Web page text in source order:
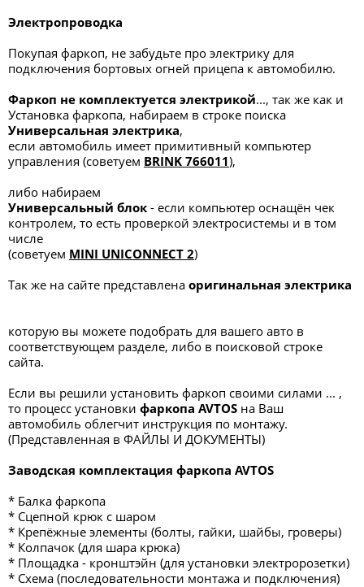
Электропроводка
Покупая фаркоп, не забудьте про электрику для
подключения бортовых огней прицепа к автомобилю.
Фаркоп не комплектуется электрикой..., так же как и
Установка фаркопа, набираем в строке поиска
Универсальная электрика,
если автомобиль имеет примитивный компьютер
управления (советуем BRINK 766011),
либо набираем
Универсальный блок - если компьютер оснащён чек
контролем, то есть проверкой электросистемы и в том
числе
(советуем MINI UNICONNECT 2)
Так же на сайте представлена оригинальная электрика
которую вы можете подобрать для вашего авто в
соответствующем разделе, либо в поисковой строке
сайта.
Если вы решили установить фаркоп своими силами ... ,
то процесс установки фаркопа AVTOS на Ваш
автомобиль облегчит инструкция по монтажу.
(Представленная в ФАЙЛЫ И ДОКУМЕНТЫ)
Заводская комплектация фаркопа AVTOS
* Балка фаркопа
* Сцепной крюк с шаром
* Крепёжные элементы (болты, гайки, шайбы, гроверы)
* Колпачок (для шара крюка)
* Площадка - кронштэйн (для установки электророзетки)
* Схема (последовательности монтажа и подключения)